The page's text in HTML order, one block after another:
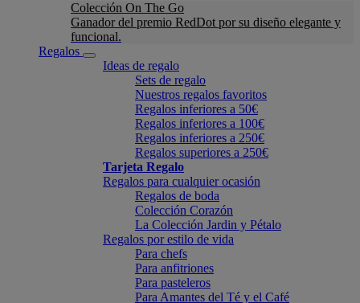
Colección On The Go
Ganador del premio RedDot por su diseño elegante y
funcional.
Regalos
Ideas de regalo
Sets de regalo
Nuestros regalos favoritos
Regalos inferiores a 50€
Regalos inferiores a 100€
Regalos inferiores a 250€
Regalos superiores a 250€
Tarjeta Regalo
Regalos para cualquier ocasión
Regalos de boda
Colección Corazón
La Colección Jardin y Pétalo
Regalos por estilo de vida
Para chefs
Para anfitriones
Para pasteleros
Para Amantes del Té y el Café